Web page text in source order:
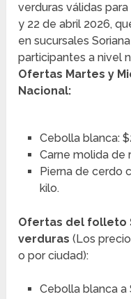
verduras válidas para
y 22 de abril 2026,
en sucursales
participantes a nivel
Ofertas Martes y
Nacional:
Cebolla blanca:
Carne molida de
Pierna de cerdo
kilo.
Ofertas del folleto
verduras (Los
o por ciudad):
Cebolla blanca a